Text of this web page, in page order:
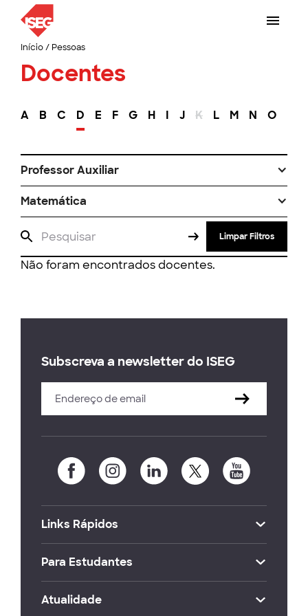
Início/ Pessoas
Docentes
A B C D E F G H I J K L M N O
Professor Auxiliar
Matemática
Limpar Filtros
Não foram encontrados docentes.
Subscreva a newsletter do ISEG
Links Rápidos
Para Estudantes
Atualidade